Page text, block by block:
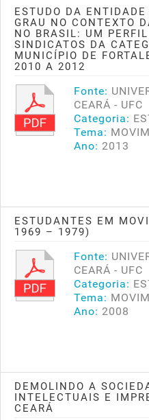
ESTUDO DA
GRAU NO CONTEXTO
NO BRASIL: UM
SINDICATOS DA
MUNICÍPIO DE
2010 A 2012
Fonte:
CEARÁ - UFC
Categoria:
Tema:
Ano: 2013
ESTUDANTES EM
1969 – 1979)
Fonte:
CEARÁ - UFC
Categoria:
Tema:
Ano: 2008
DEMOLINDO A
INTELECTUAIS E
CEARÁ